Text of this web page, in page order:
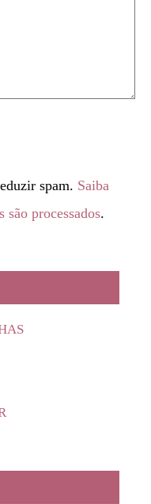
spam. Saiba
são processados.